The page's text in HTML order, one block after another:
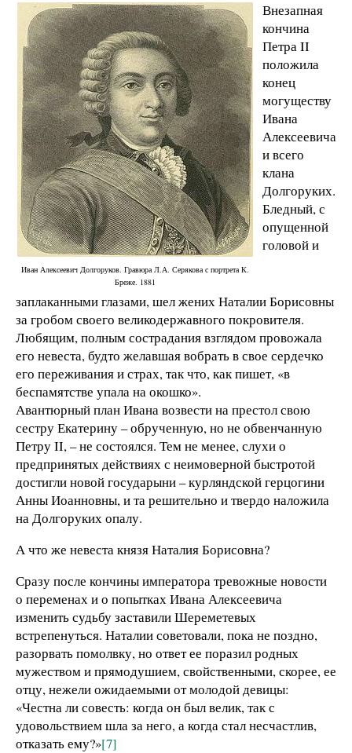
Иван Алексеевич Долгоруков. Гравюра Л.А. Серякова с портрета К.
Бреже. 1881
Внезапная
кончина
Петра II
положила
конец
могуществу
Ивана
Алексеевича
и всего
клана
Долгоруких.
Бледный, с
опущенной
головой и
заплаканными глазами, шел жених Наталии Борисовны
за гробом своего великодержавного покровителя.
Любящим, полным сострадания взглядом провожала
его невеста, будто желавшая вобрать в свое сердечко
его переживания и страх, так что, как пишет, «в
беспамятстве упала на окошко».
Авантюрный план Ивана возвести на престол свою
сестру Екатерину – обрученную, но не обвенчанную
Петру II, – не состоялся. Тем не менее, слухи о
предпринятых действиях с неимоверной быстротой
достигли новой государыни – курляндской герцогини
Анны Иоанновны, и та решительно и твердо наложила
на Долгоруких опалу.
А что же невеста князя Наталия Борисовна?
Сразу после кончины императора тревожные новости
о переменах и о попытках Ивана Алексеевича
изменить судьбу заставили Шереметевых
встрепенуться. Наталии советовали, пока не поздно,
разорвать помолвку, но ответ ее поразил родных
мужеством и прямодушием, свойственными, скорее, ее
отцу, нежели ожидаемыми от молодой девицы:
«Честна ли совесть: когда он был велик, так с
удовольствием шла за него, а когда стал несчастлив,
отказать ему?»[7]